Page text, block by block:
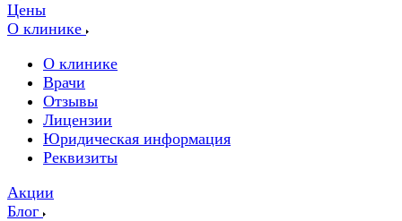
Цены
О клинике
О клинике
Врачи
Отзывы
Лицензии
Юридическая информация
Реквизиты
Акции
Блог